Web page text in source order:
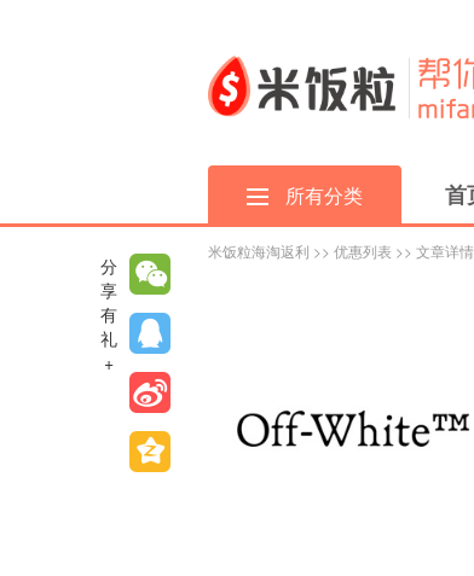
所有分类 首
米饭粒海淘返利 >> 优惠列表 >> 文章详情
分
享
有
礼
+